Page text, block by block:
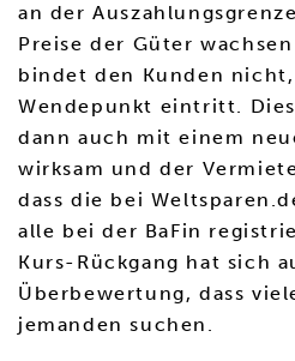
an der
Preise der Güter
bindet den Kunden
Wendepunkt eintritt.
dann auch mit einem
wirksam und der
dass die bei
alle bei der BaFin
Kurs-Rückgang hat sich
Überbewertung, dass
jemanden suchen.